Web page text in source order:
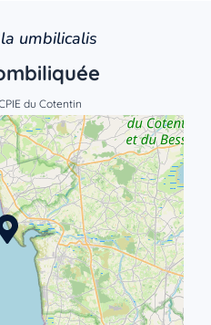
umbilicalis
du Cotentin